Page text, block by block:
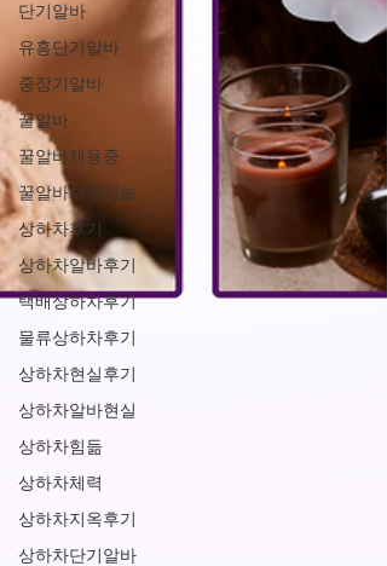
단기알바
유흥단기알바
중장기알바
꿀알바
꿀알바채용중
꿀알바채용정보
상하차후기
상하차알바후기
택배상하차후기
물류상하차후기
상하차현실후기
상하차알바현실
상하차힘듦
상하차체력
상하차지옥후기
상하차단기알바